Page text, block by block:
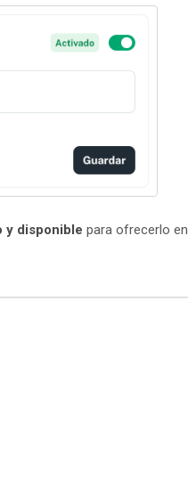
y disponible para ofrecerlo en